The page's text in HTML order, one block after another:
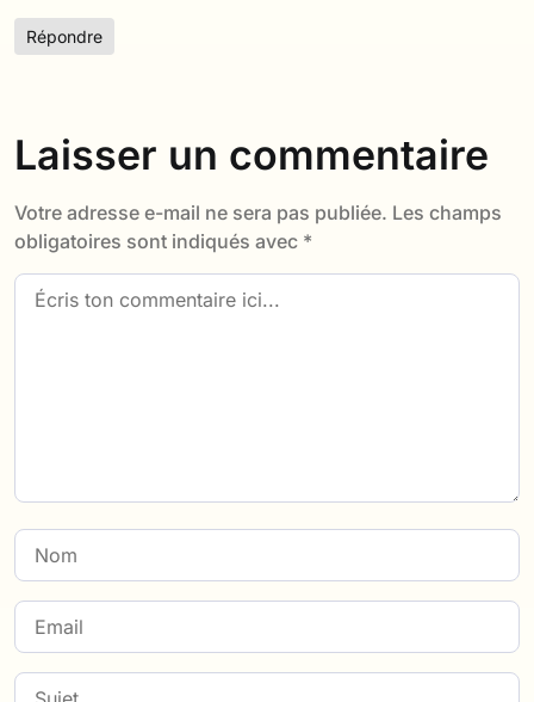
Répondre
Laisser un commentaire
Votre adresse e-mail ne sera pas publiée. Les champs
obligatoires sont indiqués avec *